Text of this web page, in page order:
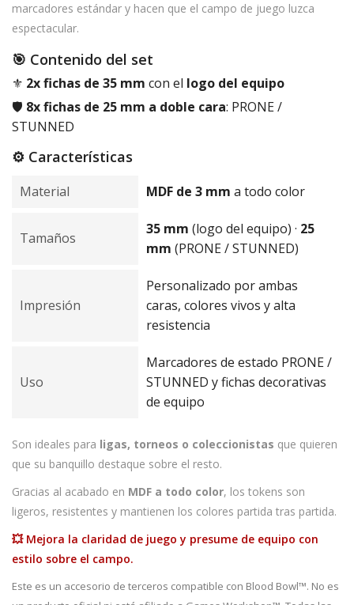
marcadores estándar y hacen que el campo de juego luzca
espectacular.
🎯 Contenido del set
⚜️ 2x fichas de 35 mm con el logo del equipo
🛡️ 8x fichas de 25 mm a doble cara: PRONE /
STUNNED
⚙️ Características
Material MDF de 3 mm a todo color
Tamaños
35 mm (logo del equipo) · 25
mm (PRONE / STUNNED)
Impresión
Personalizado por ambas
caras, colores vivos y alta
resistencia
Uso
Marcadores de estado PRONE /
STUNNED y fichas decorativas
de equipo
Son ideales para ligas, torneos o coleccionistas que quieren
que su banquillo destaque sobre el resto.
Gracias al acabado en MDF a todo color, los tokens son
ligeros, resistentes y mantienen los colores partida tras partida.
💥 Mejora la claridad de juego y presume de equipo con
estilo sobre el campo.
Este es un accesorio de terceros compatible con Blood Bowl™. No es